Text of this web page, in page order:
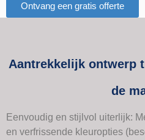
Ontvang een gratis offerte
Aantrekkelijk ontwerp
de
Eenvoudig en stijlvol uiterlijk:
en verfrissende kleuropties